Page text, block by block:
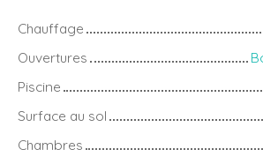
Chauffage
Ouvertures
Piscine
Surface au sol
Chambres